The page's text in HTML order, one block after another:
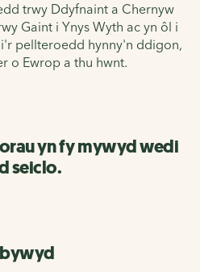
trwy Ddyfnaint a Chernyw
Gaint i Ynys Wyth ac yn ôl i
pellteroedd hynny'n ddigon,
o Ewrop a thu hwnt.
yn fy mywyd wedi
seiclo.